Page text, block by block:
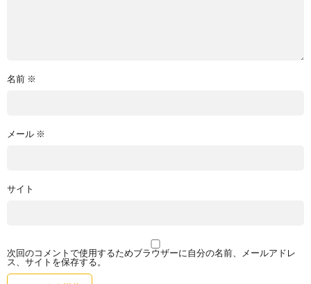
名前 ※
メール ※
サイト
次回のコメントで使用するためブラウザーに自分の名前、メールアドレ
ス、サイトを保存する。